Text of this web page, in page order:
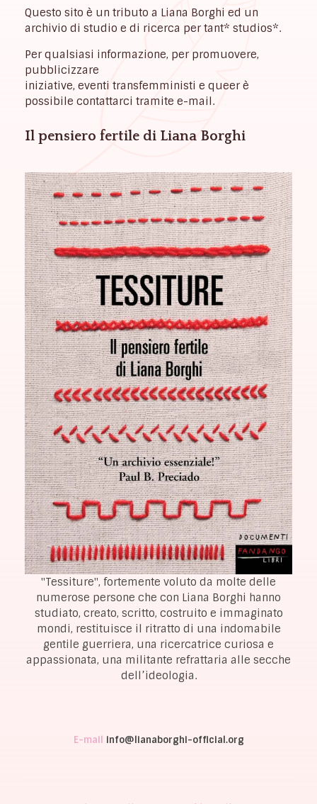
Questo sito è un tributo a Liana Borghi ed un
archivio di studio e di ricerca per tant* studios*.
Per qualsiasi informazione, per promuovere,
pubblicizzare
iniziative, eventi transfemministi e queer è
possibile contattarci tramite e-mail.
Il pensiero fertile di Liana Borghi
"Tessiture", fortemente voluto da molte delle
numerose persone che con Liana Borghi hanno
studiato, creato, scritto, costruito e immaginato
mondi, restituisce il ritratto di una indomabile
gentile guerriera, una ricercatrice curiosa e
appassionata, una militante refrattaria alle secche
dell’ideologia.
E-mail info@lianaborghi-official.org